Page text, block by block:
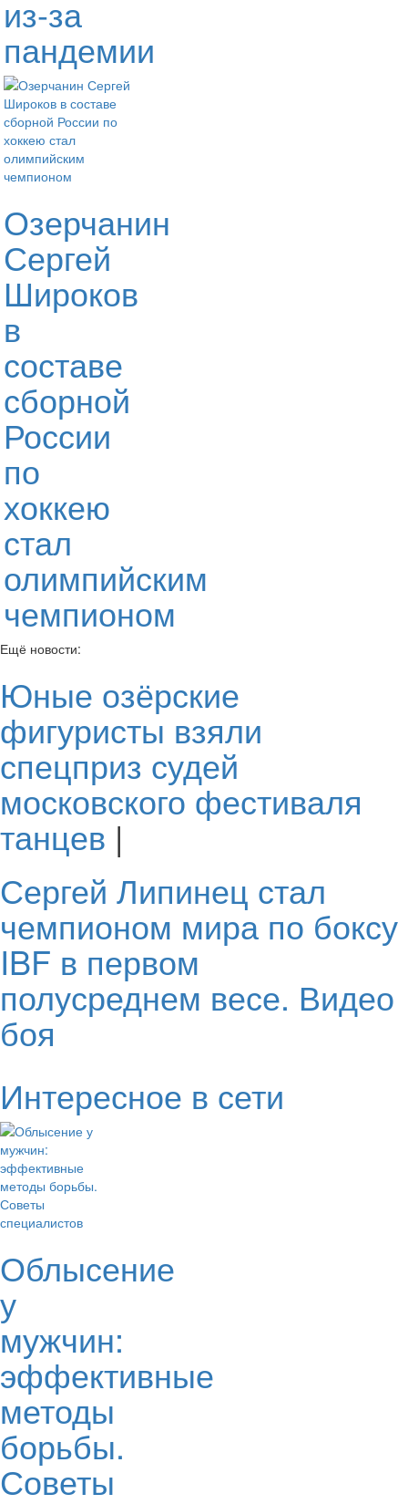
из-за
пандемии
Озерчанин
Сергей
Широков
в
составе
сборной
России
по
хоккею
стал
олимпийским
чемпионом
Ещё новости:
Юные озёрские
фигуристы взяли
спецприз судей
московского фестиваля
танцев |
Сергей Липинец стал
чемпионом мира по боксу
IBF в первом
полусреднем весе. Видео
боя
Интересное в сети
Облысение
у
мужчин:
эффективные
методы
борьбы.
Советы